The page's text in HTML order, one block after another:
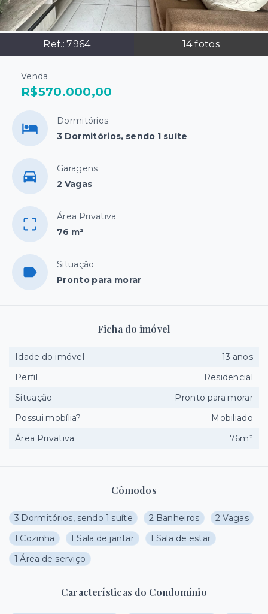
Ref.:7964 14fotos
Venda
R$570.000,00
Dormitórios
3 Dormitórios, sendo 1 suíte
Garagens
2 Vagas
Área Privativa
76 m²
Situação
Pronto para morar
Cômodos
3 Dormitórios, sendo 1 suíte 2 Banheiros
2 Vagas
1 Cozinha
1 Sala de jantar
1 Sala de estar
1 Área de serviço
Características do Condomínio
Ficha do imóvel
Idade do imóvel
13 anos
Perfil
Residencial
Situação
Pronto para morar
Possui mobília?
Mobiliado
Área Privativa
76m²